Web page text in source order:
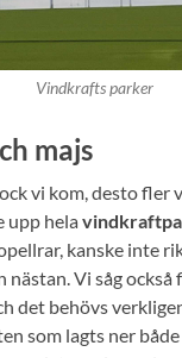
Vindkrafts parker
majs
vi kom, desto fler
upp hela
kanske inte
nästan. Vi såg
det behövs
som lagts ner både